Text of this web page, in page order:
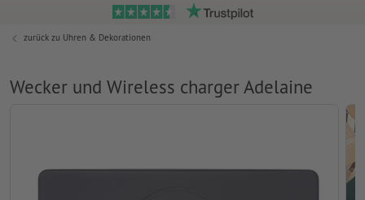
zurück zu Uhren & Dekorationen
Wecker und Wireless charger Adelaine